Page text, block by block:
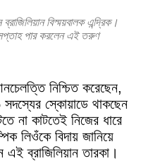
বিস্ময়বালক এন্দ্রিক।
পার করলেন এই তরুণ
নিশ্চিত করেছেন,
স্কোয়াডে থাকছেন
না কাটতেই নিজের ধারে
লিওঁকে বিদায় জানিয়ে
এই ব্রাজিলিয়ান তারকা।